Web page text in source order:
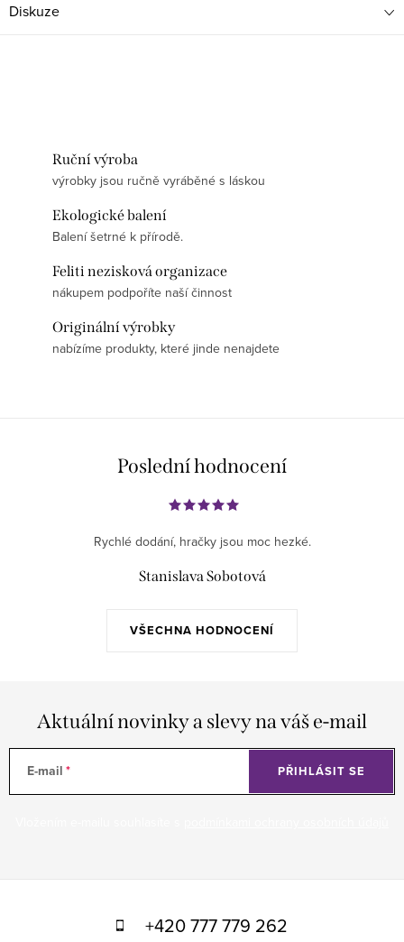
Diskuze
Ruční výroba
výrobky jsou ručně vyráběné s láskou
Ekologické balení
Balení šetrné k přírodě.
Feliti nezisková organizace
nákupem podpoříte naší činnost
Originální výrobky
nabízíme produkty, které jinde nenajdete
Poslední hodnocení
VŠECHNA HODNOCENÍ
Rychlé dodání, hračky jsou moc hezké.
Stanislava Sobotová
Aktuální novinky a slevy na váš e-mail
E-mail PŘIHLÁSIT SE
+420 777 779 262